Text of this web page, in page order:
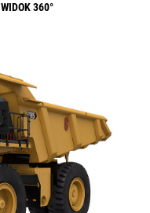
WIDOK 360°